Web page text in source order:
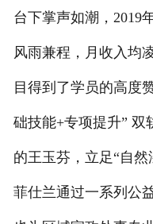
台下掌声如潮，2019
风雨兼程，月收入均
目得到了学员的高度
础技能+专项提升” 双
的王玉芬，立足“自然
菲仕兰通过一系列公